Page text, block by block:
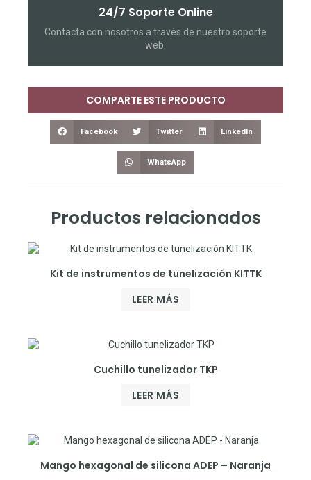
24/7 Soporte Online
Contacta con nosotros a través de nuestro soporte
web.
COMPARTE ESTE PRODUCTO
Facebook Twitter LinkedIn
WhatsApp
Productos relacionados
Kit de instrumentos de tunelización KITTK
LEER MÁS
Cuchillo tunelizador TKP
LEER MÁS
Mango hexagonal de silicona ADEP – Naranja